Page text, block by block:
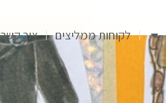
לקוחות ממליצים צור קשר